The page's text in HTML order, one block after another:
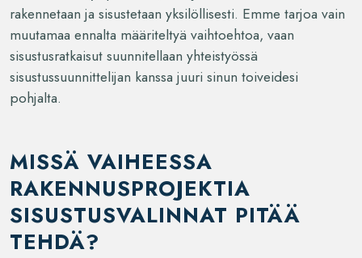
rakennetaan ja sisustetaan yksilöllisesti. Emme tarjoa vain
muutamaa ennalta määriteltyä vaihtoehtoa, vaan
sisustusratkaisut suunnitellaan yhteistyössä
sisustussuunnittelijan kanssa juuri sinun toiveidesi
pohjalta.
MISSÄ VAIHEESSA
RAKENNUSPROJEKTIA
SISUSTUSVALINNAT PITÄÄ
TEHDÄ?